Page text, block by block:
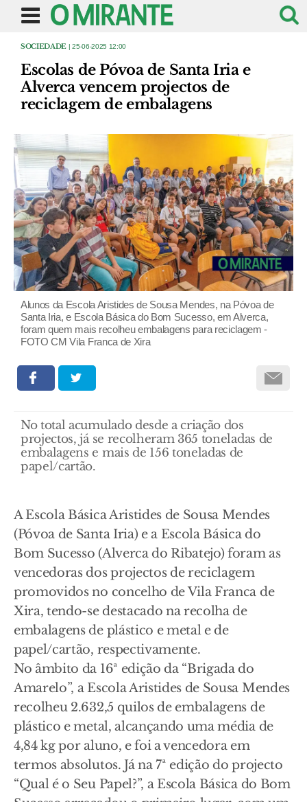
SOCIEDADE | 25-06-2025 12:00
Escolas de Póvoa de Santa Iria e
Alverca vencem projectos de
reciclagem de embalagens
Alunos da Escola Aristides de Sousa Mendes, na Póvoa de
Santa Iria, e Escola Básica do Bom Sucesso, em Alverca,
foram quem mais recolheu embalagens para reciclagem -
FOTO CM Vila Franca de Xira
No total acumulado desde a criação dos
projectos, já se recolheram 365 toneladas de
embalagens e mais de 156 toneladas de
papel/cartão.
A Escola Básica Aristides de Sousa Mendes
(Póvoa de Santa Iria) e a Escola Básica do
Bom Sucesso (Alverca do Ribatejo) foram as
vencedoras dos projectos de reciclagem
promovidos no concelho de Vila Franca de
Xira, tendo-se destacado na recolha de
embalagens de plástico e metal e de
papel/cartão, respectivamente.
No âmbito da 16ª edição da “Brigada do
Amarelo”, a Escola Aristides de Sousa Mendes
recolheu 2.632,5 quilos de embalagens de
plástico e metal, alcançando uma média de
4,84 kg por aluno, e foi a vencedora em
termos absolutos. Já na 7ª edição do projecto
“Qual é o Seu Papel?”, a Escola Básica do Bom